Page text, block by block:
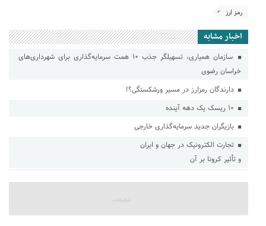
رمز ارز
اخبار مشابه
سازمان همیاری، تسهیلگر جذب ۱۰ همت سرمایه‌گذاری برای شهرداری‌های
خراسان رضوی
دارندگان رمزارز در مسیر ورشکستگی؟!
بازیگران جدید سرمایه‌گذاری خارجی
تجارت الکتـرونیک در جهان و ایران
و تأثیر کـرونا بر آن